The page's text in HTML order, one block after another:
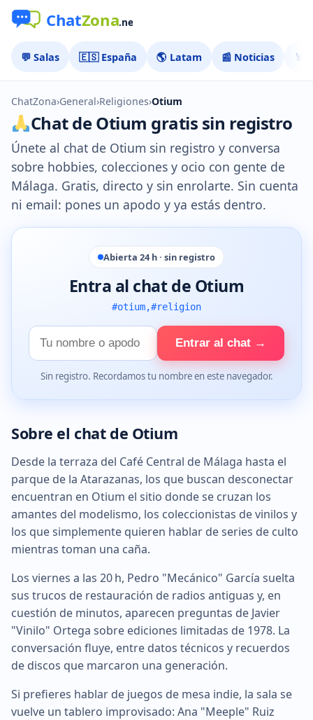
💬 Salas 🇪🇸 España 🌎 Latam 📰 Noticias 🏅
ChatZona›General›Religiones›Otium
Chat de Otium gratis sin registro
Únete al chat de Otium sin registro y conversa
sobre hobbies, colecciones y ocio con gente de
Málaga. Gratis, directo y sin enrolarte. Sin cuenta
ni email: pones un apodo y ya estás dentro.
Abierta 24 h · sin registro
Entra al chat de Otium
#otium,#religion
Tu
nombre
Entrar al chat →
Sin registro. Recordamos tu nombre en este navegador.
Sobre el chat de Otium
Desde la terraza del Café Central de Málaga hasta el
parque de la Atarazanas, los que buscan desconectar
encuentran en Otium el sitio donde se cruzan los
amantes del modelismo, los coleccionistas de vinilos y
los que simplemente quieren hablar de series de culto
mientras toman una caña.
Los viernes a las 20 h, Pedro "Mecánico" García suelta
sus trucos de restauración de radios antiguas y, en
cuestión de minutos, aparecen preguntas de Javier
"Vinilo" Ortega sobre ediciones limitadas de 1978. La
conversación fluye, entre datos técnicos y recuerdos
de discos que marcaron una generación.
Si prefieres hablar de juegos de mesa indie, la sala se
vuelve un tablero improvisado: Ana "Meeple" Ruiz